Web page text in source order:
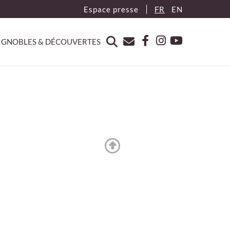
Espace presse FR EN
& DÉCOUVERTES